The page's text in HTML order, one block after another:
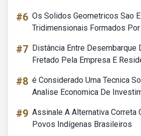
#6 Os Solidos Geometricos Sao
Tridimensionais Formados
#7 Distância Entre Desembarque
Fretado Pela Empresa E
#8 é Considerado Uma Tecnica
Analise Economica De
#9 Assinale A Alternativa Correta
Povos Indígenas Brasileiros